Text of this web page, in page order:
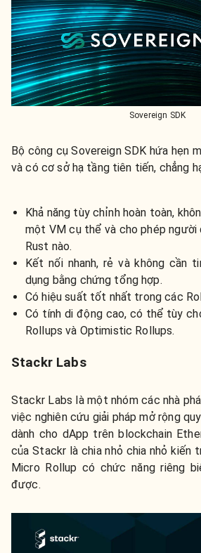
Sovereign SDK
Bộ công cụ Sovereign SDK hứa hẹn
và có cơ sở hạ tầng tiên tiến, chẳng
Khả năng tùy chỉnh hoàn toàn,
một VM cụ thể và cho phép người
Rust nào.
Kết nối nhanh, rẻ và không cần
dụng bằng chứng tổng hợp.
Có hiệu suất tốt nhất trong các
Có tính di động cao, có thể tùy
Rollups và Optimistic Rollups.
Stackr Labs
Stackr Labs là một nhóm các nhà
việc nghiên cứu giải pháp mở rộng
dành cho dApp trên blockchain
của Stackr là chia nhỏ chia nhỏ kiến
Micro Rollup có chức năng riêng
được.